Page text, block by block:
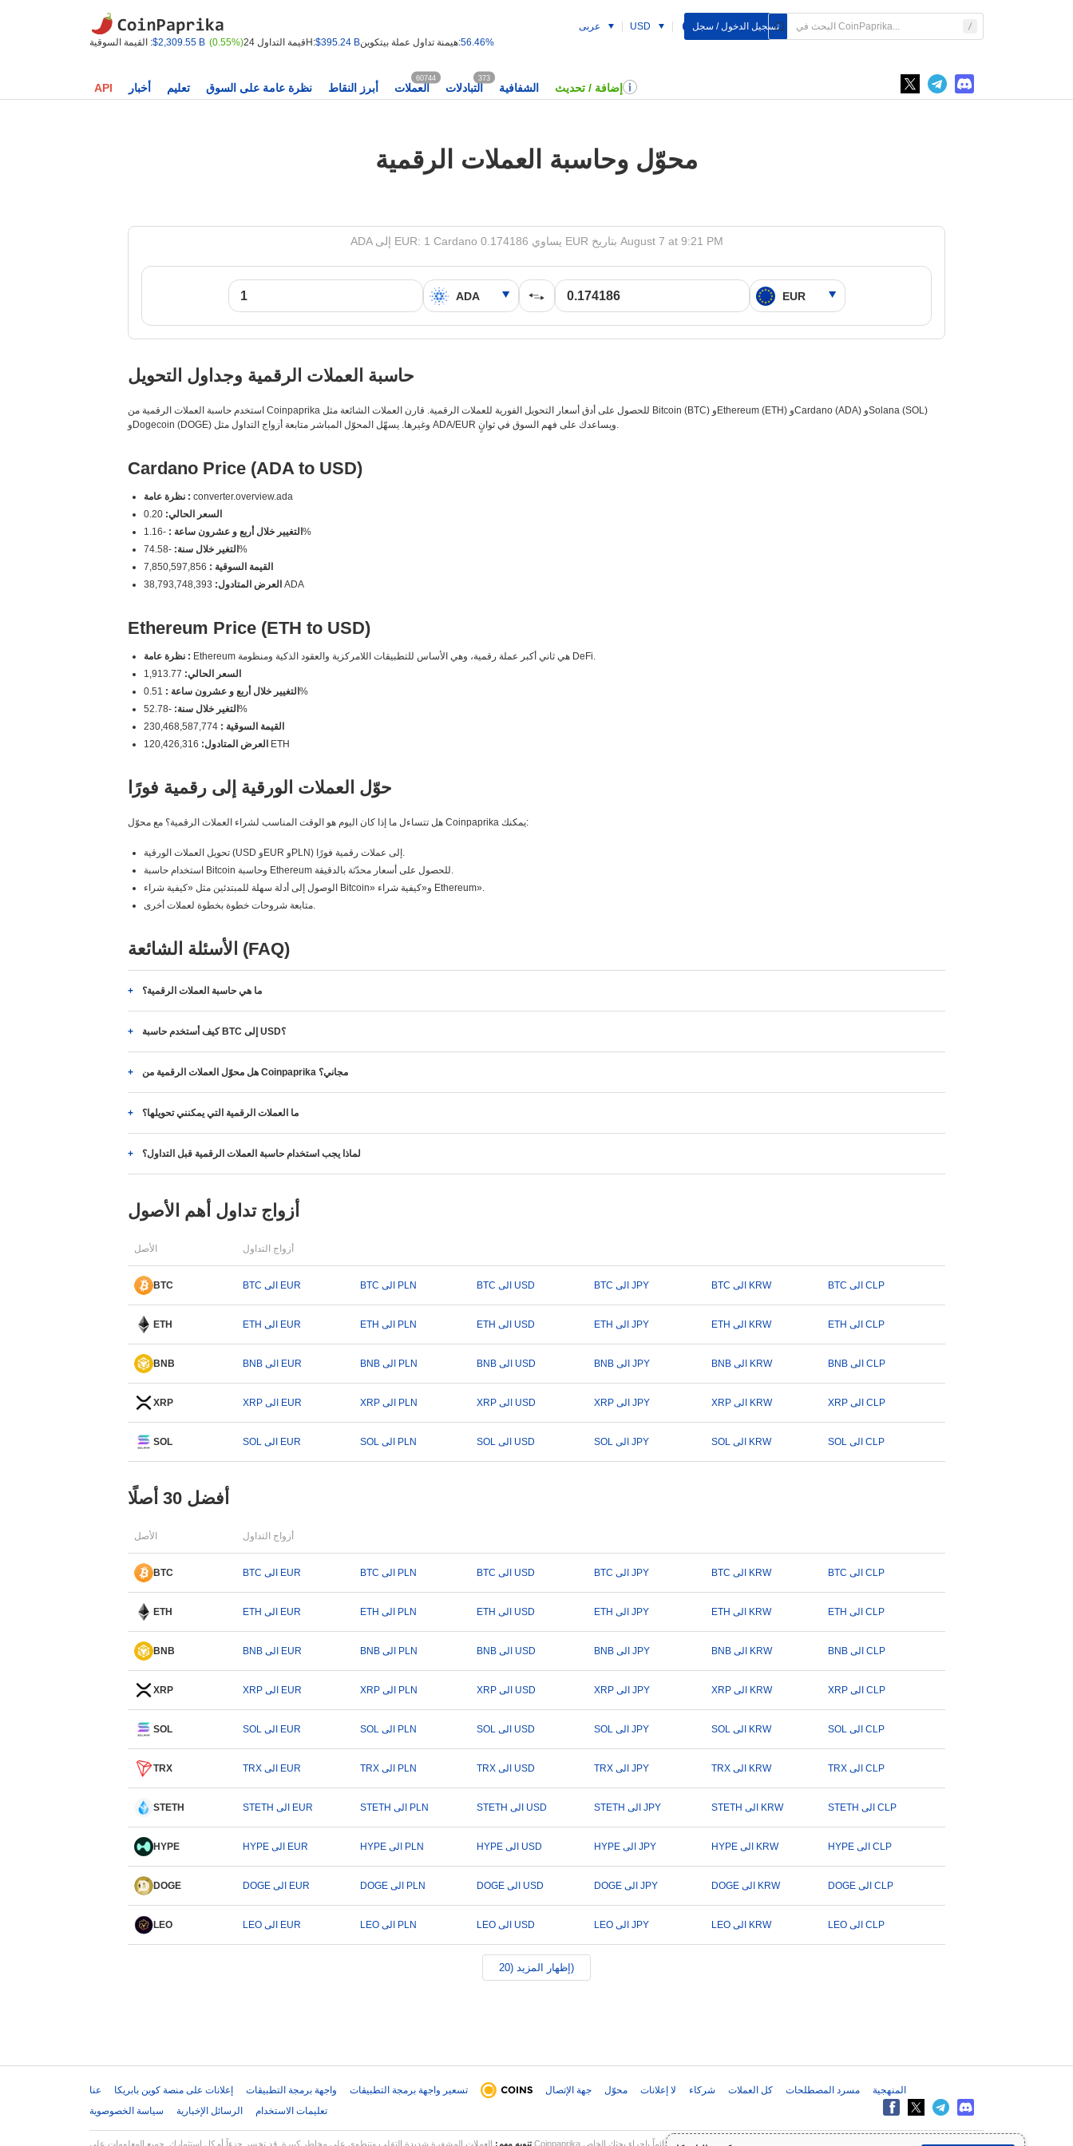
القيمة السوقية :$2,309.55 B (0.55%) قيمة التداول 24H:$395.24 B هيمنة تداول عملة بيتكوين:56.46%
عربى USD تسجيل الدخول / سجل
API أخبار تعليم نظرة عامة على السوق أبرز النقاط العملات
60744
التبادلات
373
الشفافية إضافة / تحديث
محوّل وحاسبة العملات الرقمية
ADA إلى EUR: 1 Cardano يساوي 0.174186 EUR بتاريخ August 7 at 9:21 PM
حاسبة العملات الرقمية وجداول التحويل
استخدم حاسبة العملات الرقمية من Coinpaprika للحصول على أدق أسعار التحويل الفورية للعملات الرقمية. قارن العملات الشائعة مثل Bitcoin (BTC) وEthereum (ETH) وCardano (ADA) وSolana (SOL)
وDogecoin (DOGE) وغيرها. يسهّل المحوّل المباشر متابعة أزواج التداول مثل ADA/EUR ويساعدك على فهم السوق في ثوانٍ.
Cardano Price (ADA to USD)
نظرة عامة : converter.overview.ada
السعر الحالي:
التغيير خلال أربع و عشرون ساعة : -1.16%
التغير خلال سنة: -74.58%
القيمة السوقية :
العرض المتادول: 38,793,748,393 ADA
Ethereum Price (ETH to USD)
نظرة عامة :
Ethereum هي ثاني أكبر عملة رقمية، وهي الأساس للتطبيقات اللامركزية والعقود الذكية ومنظومة DeFi.
السعر الحالي:
التغيير خلال أربع و عشرون ساعة : 0.51%
التغير خلال سنة: -52.78%
القيمة السوقية :
العرض المتادول:
120,426,316 ETH
حوّل العملات الورقية إلى رقمية فورًا
هل تتساءل ما إذا كان اليوم هو الوقت المناسب لشراء العملات الرقمية؟ مع محوّل Coinpaprika يمكنك:
تحويل العملات الورقية (USD وEUR وPLN) إلى عملات رقمية فورًا.
استخدام حاسبة Bitcoin وحاسبة Ethereum للحصول على أسعار محدّثة بالدقيقة.
الوصول إلى أدلة سهلة للمبتدئين مثل «كيفية شراء Bitcoin» و«كيفية شراء Ethereum».
متابعة شروحات خطوة بخطوة لعملات أخرى.
الأسئلة الشائعة (FAQ)
ما هي حاسبة العملات الرقمية؟
كيف أستخدم حاسبة BTC إلى USD؟
هل محوّل العملات الرقمية من Coinpaprika مجاني؟
ما العملات الرقمية التي يمكنني تحويلها؟
لماذا يجب استخدام حاسبة العملات الرقمية قبل التداول؟
أزواج تداول أهم الأصول
الأصل أزواج التداول
BTC BTC الى EUR BTC الى PLN BTC الى USD BTC الى JPY BTC الى KRW BTC الى CLP
ETH ETH الى EUR ETH الى PLN ETH الى USD ETH الى JPY ETH الى KRW ETH الى CLP
BNB BNB الى EUR BNB الى PLN BNB الى USD BNB الى JPY BNB الى KRW BNB الى CLP
XRP XRP الى EUR XRP الى PLN XRP الى USD XRP الى JPY XRP الى KRW XRP الى CLP
SOL SOL الى EUR SOL الى PLN SOL الى USD SOL الى JPY SOL الى KRW SOL الى CLP
أفضل 30 أصلًا
الأصل أزواج التداول
BTC BTC الى EUR BTC الى PLN BTC الى USD BTC الى JPY BTC الى KRW BTC الى CLP
ETH ETH الى EUR ETH الى PLN ETH الى USD ETH الى JPY ETH الى KRW ETH الى CLP
BNB BNB الى EUR BNB الى PLN BNB الى USD BNB الى JPY BNB الى KRW BNB الى CLP
XRP XRP الى EUR XRP الى PLN XRP الى USD XRP الى JPY XRP الى KRW XRP الى CLP
SOL SOL الى EUR SOL الى PLN SOL الى USD SOL الى JPY SOL الى KRW SOL الى CLP
TRX TRX الى EUR TRX الى PLN TRX الى USD TRX الى JPY TRX الى KRW TRX الى CLP
STETH STETH الى EUR STETH الى PLN STETH الى USD STETH الى JPY STETH الى KRW STETH الى CLP
HYPE HYPE الى EUR HYPE الى PLN HYPE الى USD HYPE الى JPY HYPE الى KRW HYPE الى CLP
DOGE DOGE الى EUR DOGE الى PLN DOGE الى USD DOGE الى JPY DOGE الى KRW DOGE الى CLP
LEO LEO الى EUR LEO الى PLN LEO الى USD LEO الى JPY LEO الى KRW LEO الى CLP
إظهار المزيد (20)
عنا إعلانات على منصة كوين بابريكا واجهة برمجة التطبيقات تسعير واجهة برمجة التطبيقات جهة الإتصال محوّل لا إعلانات شركاء كل العملات مسرد المصطلحات
المنهجية
سياسة الخصوصوية
الرسائل الإخبارية تعليمات الاستخدام
تنويه مهم: العملات المشفرة شديدة التقلب وتنطوي على مخاطر كبيرة. قد تخسر جزءاً أو كل استثمارك. جميع المعلومات على Coinpaprika مقدمة لأغراض إعلامية فقط ولا تشكل نصيحة مالية أو استثمارية. قم دائماً بإجراء بحثك الخاص (DYOR) واستشر